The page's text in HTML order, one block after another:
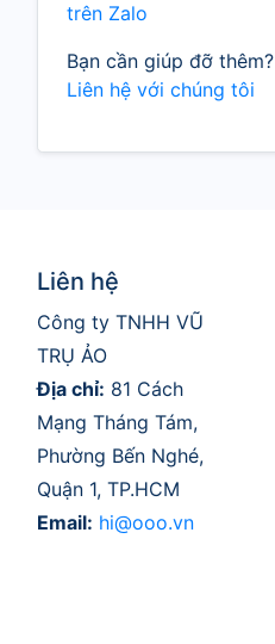
trên Zalo
Bạn cần giúp đỡ thêm?
Liên hệ với chúng tôi
Liên hệ
Công ty TNHH VŨ
TRỤ ẢO
Địa chỉ: 81 Cách
Mạng Tháng Tám,
Phường Bến Nghé,
Quận 1, TP.HCM
Email: hi@ooo.vn